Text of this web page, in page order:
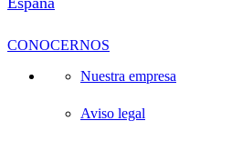
CONOCERNOS
Nuestra empresa
Aviso legal